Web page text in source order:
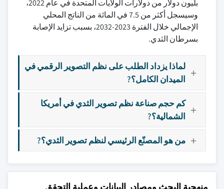
بليون دولار من دولارات الولايات المتحدة في عام 2022،
وسيسجل أكثر من 7.5 في المائة من الناتج المحلي
الإجمالي خلال الفترة 2023-2032، بسبب تزايد الإصابة
بسرطان الثدي.
لماذا يزداد الطلب على نظم التصوير الرقمي في
الميدان الكامل؟?
كم حجم صناعة نظم تصوير الثدي في أمريكا
الشمالية؟?
من هو المصنّع الرئيسي لنظم تصوير الثدي؟?
منهجية البحث ومصادر البيانات وعملية التحقق